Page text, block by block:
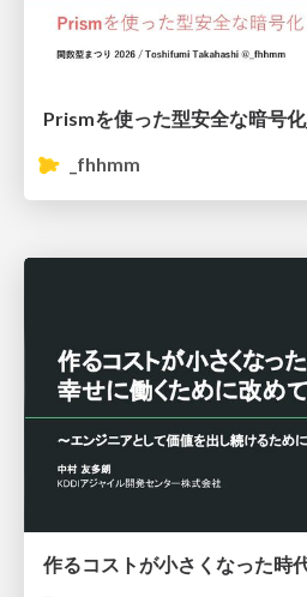
Prismを使った型安全な暗号
_fhhmm